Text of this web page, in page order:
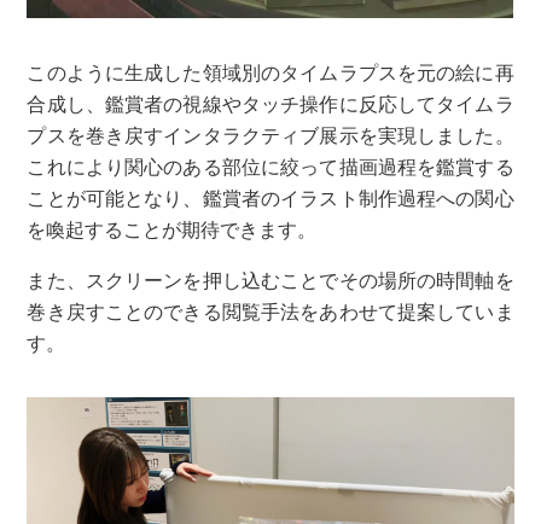
このように生成した領域別のタイムラプスを元の絵に再
合成し、鑑賞者の視線やタッチ操作に反応してタイムラ
プスを巻き戻すインタラクティブ展示を実現しました。
これにより関心のある部位に絞って描画過程を鑑賞する
ことが可能となり、鑑賞者のイラスト制作過程への関心
を喚起することが期待できます。
また、スクリーンを押し込むことでその場所の時間軸を
巻き戻すことのできる閲覧手法をあわせて提案していま
す。